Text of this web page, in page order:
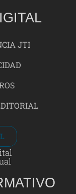
JTI